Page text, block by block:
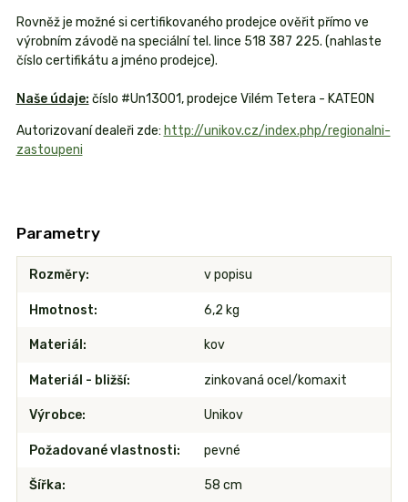
Rovněž je možné si certifikovaného prodejce ověřit přímo ve
výrobním závodě na speciální tel. lince 518 387 225. (nahlaste
číslo certifikátu a jméno prodejce).
Naše údaje: číslo #Un13001, prodejce Vilém Tetera - KATEON
Autorizovaní dealeři zde: http://unikov.cz/index.php/regionalni-
zastoupeni
Parametry
Rozměry v popisu
Hmotnost 6,2 kg
Materiál kov
Materiál - bližší zinkovaná ocel/komaxit
Výrobce Unikov
Požadované vlastnosti pevné
Šířka 58 cm